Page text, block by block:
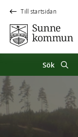
Till startsidan
Sök
Sunne